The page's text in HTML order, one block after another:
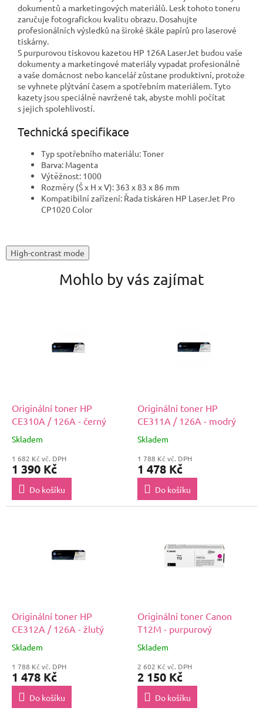
dokumentů a marketingových materiálů. Lesk tohoto toneru
zaručuje fotografickou kvalitu obrazu. Dosahujte
profesionálních výsledků na široké škále papírů pro laserové
tiskárny.
S purpurovou tiskovou kazetou HP 126A LaserJet budou vaše
dokumenty a marketingové materiály vypadat profesionálně
a vaše domácnost nebo kancelář zůstane produktivní, protože
se vyhnete plýtvání časem a spotřebním materiálem. Tyto
kazety jsou speciálně navržené tak, abyste mohli počítat
s jejich spolehlivostí.
Technická specifikace
Typ spotřebního materiálu: Toner
Barva: Magenta
Výtěžnost: 1000
Rozměry (Š x H x V): 363 x 83 x 86 mm
Kompatibilní zařízení: Řada tiskáren HP LaserJet Pro
CP1020 Color
High-contrast mode
Mohlo by vás zajímat
Originální toner HP
CE310A / 126A - černý
Skladem
1 682 Kč vč. DPH
1 390 Kč
Do košíku
Originální toner HP
CE311A / 126A - modrý
Skladem
1 788 Kč vč. DPH
1 478 Kč
Do košíku
Originální toner HP
CE312A / 126A - žlutý
Skladem
1 788 Kč vč. DPH
1 478 Kč
Do košíku
Originální toner Canon
T12M - purpurový
Skladem
2 602 Kč vč. DPH
2 150 Kč
Do košíku